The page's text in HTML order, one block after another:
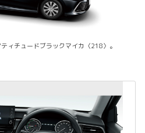
ィチュードブラックマイカ〈218〉。